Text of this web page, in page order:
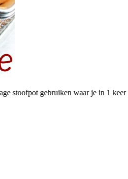
stoofpot gebruiken waar je in 1